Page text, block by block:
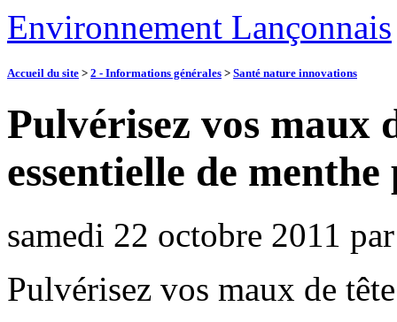
Environnement Lançonnais
Accueil du site > 2 - Informations générales > Santé nature innovations
Pulvérisez vos maux
essentielle de
samedi 22 octobre 2011
Pulvérisez vos maux de